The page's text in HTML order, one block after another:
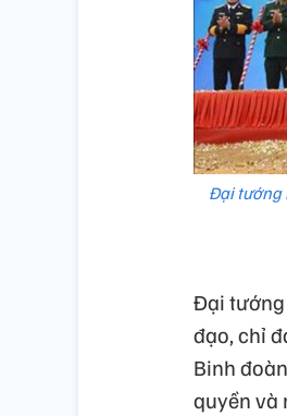
Đại tướng
Đại tướng
đạo, chỉ
Binh
quyền và